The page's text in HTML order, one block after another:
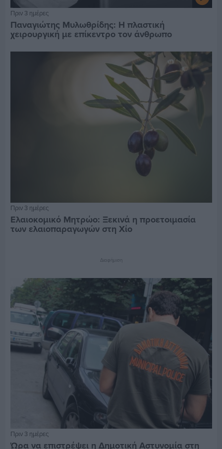
Πριν 3 ημέρες
Παναγιώτης Μυλωθρίδης: Η πλαστική
χειρουργική με επίκεντρο τον άνθρωπο
Πριν 3 ημέρες
Ελαιοκομικό Μητρώο: Ξεκινά η προετοιμασία
των ελαιοπαραγωγών στη Χίο
Διαφήμιση
Πριν 3 ημέρες
Ώρα να επιστρέψει η Δημοτική Αστυνομία στη